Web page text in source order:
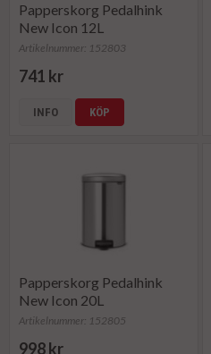
Papperskorg Pedalhink
New Icon 12L
Artikelnummer: 152803
741 kr
INFO KÖP
Papperskorg Pedalhink
New Icon 20L
Artikelnummer: 152805
998 kr